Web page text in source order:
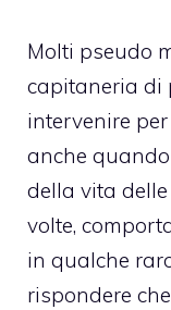
Molti pseudo
capitaneria di
intervenire
anche
della vita delle
volte,
in qualche
rispondere